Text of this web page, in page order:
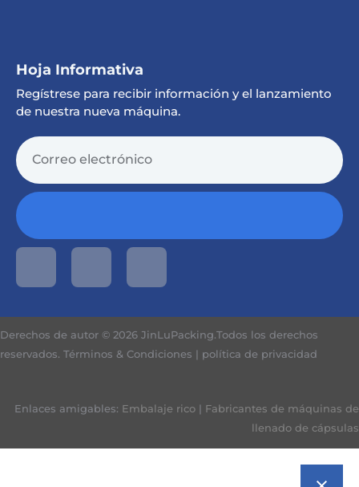
Hoja Informativa
Regístrese para recibir información y el lanzamiento
de nuestra nueva máquina.
Derechos de autor © 2026 JinLuPacking.Todos los derechos
reservados. Términos & Condiciones | política de privacidad
Enlaces amigables: Embalaje rico | Fabricantes de máquinas de
llenado de cápsulas